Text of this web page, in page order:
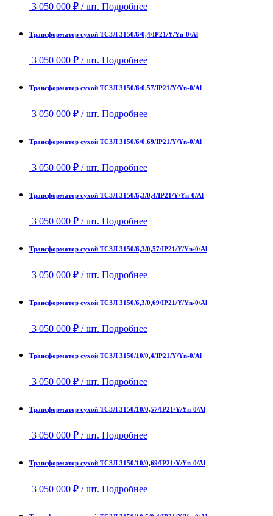
3 050 000 ₽ / шт. Подробнее
Трансформатор сухой ТСЗЛ 3150/6/0,4/IP21/Y/Yn-0/Al
3 050 000 ₽ / шт. Подробнее
Трансформатор сухой ТСЗЛ 3150/6/0,57/IP21/Y/Yn-0/Al
3 050 000 ₽ / шт. Подробнее
Трансформатор сухой ТСЗЛ 3150/6/0,69/IP21/Y/Yn-0/Al
3 050 000 ₽ / шт. Подробнее
Трансформатор сухой ТСЗЛ 3150/6,3/0,4/IP21/Y/Yn-0/Al
3 050 000 ₽ / шт. Подробнее
Трансформатор сухой ТСЗЛ 3150/6,3/0,57/IP21/Y/Yn-0/Al
3 050 000 ₽ / шт. Подробнее
Трансформатор сухой ТСЗЛ 3150/6,3/0,69/IP21/Y/Yn-0/Al
3 050 000 ₽ / шт. Подробнее
Трансформатор сухой ТСЗЛ 3150/10/0,4/IP21/Y/Yn-0/Al
3 050 000 ₽ / шт. Подробнее
Трансформатор сухой ТСЗЛ 3150/10/0,57/IP21/Y/Yn-0/Al
3 050 000 ₽ / шт. Подробнее
Трансформатор сухой ТСЗЛ 3150/10/0,69/IP21/Y/Yn-0/Al
3 050 000 ₽ / шт. Подробнее